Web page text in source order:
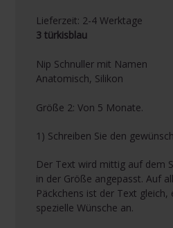
Lieferzeit: 2-4 Werktage
3 türkisblau
Nip Schnuller mit Namen
Anatomisch, Silikon
Größe 2: Von 5 Monate.
1) Schreiben Sie den
Der Text wird mittig auf dem
in der Größe angepasst. Auf
Päckchens ist der Text gleich,
spezielle Wünsche an.